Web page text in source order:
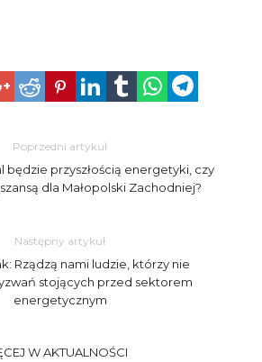
Poprzedni artykuł
będzie przyszłością energetyki, czy
dla Małopolski Zachodniej?
Następny artykuł
Rządzą nami ludzie, którzy nie
stojących przed sektorem
energetycznym
W AKTUALNOŚCI